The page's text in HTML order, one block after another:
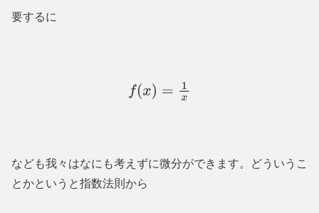
要するに
f( x)=1 x
なども我々はなにも考えずに微分ができます。どういうこ
とかというと指数法則から